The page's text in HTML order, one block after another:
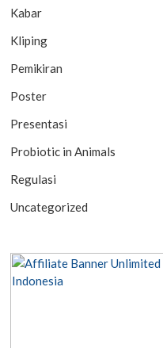
Kabar
Kliping
Pemikiran
Poster
Presentasi
Probiotic in Animals
Regulasi
Uncategorized